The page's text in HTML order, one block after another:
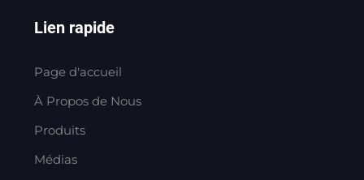
Lien rapide
Page d'accueil
À Propos de Nous
Produits
Médias